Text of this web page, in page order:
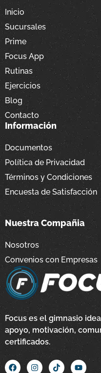
Focus es el gimnasio
apoyo, motivación,
certificados.
Inicio
Sucursales
Prime
Focus App
Rutinas
Ejercicios
Blog
Contacto
Información
Documentos
Política de Privacidad
Términos y Condiciones
Encuesta de Satisfacción
Nuestra Compañia
Nosotros
Convenios con Empresas